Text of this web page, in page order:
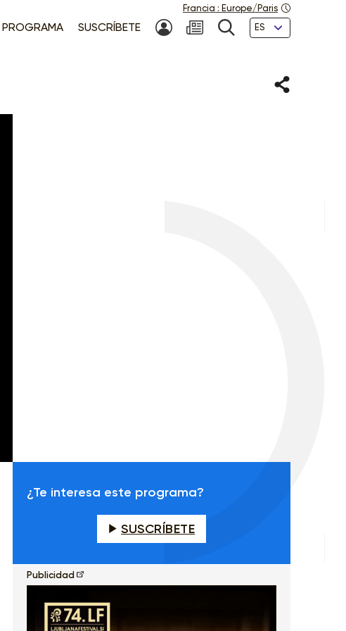
PROGRAMA SUSCRÍBETE MI CUENTANEWSLETTER
BÚSQUEDA
Idiomas
Francia : Europe/Paris
Compartir
¿Te interesa este programa?
SUSCRÍBETE
Publicidad